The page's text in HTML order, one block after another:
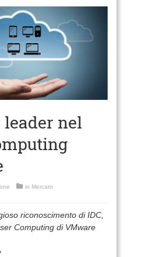
nel
in Mercato
riconoscimento di IDC,
Computing di VMware